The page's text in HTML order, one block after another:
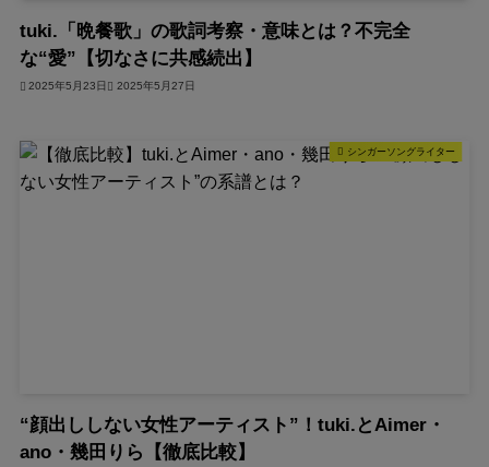
tuki.「晩餐歌」の歌詞考察・意味とは？不完全
な“愛”【切なさに共感続出】
2025年5月23日 2025年5月27日
シンガーソングライター
“顔出ししない女性アーティスト”！tuki.とAimer・
ano・幾田りら【徹底比較】